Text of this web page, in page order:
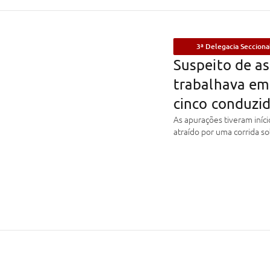
3ª Delegacia
Suspeito de
trabalhava
cinco
As apurações tiveram
atraído por uma corrida